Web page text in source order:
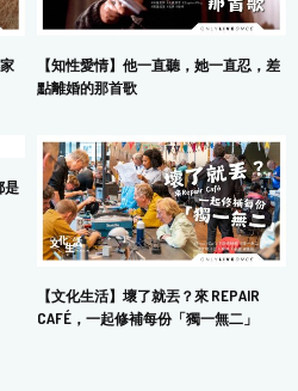
【知性愛情】他一直聽，她一直忍，差
點離婚的那首歌
是
【文化生活】壞了就丟？來 REPAIR
CAFÉ，一起修補每份「獨一無二」